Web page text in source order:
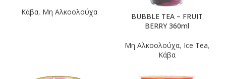
Κάβα, Μη Αλκοολούχα
BUBBLE TEA – FRUIT
BERRY 360ml
Μη Αλκοολούχα, Ice Tea,
Κάβα